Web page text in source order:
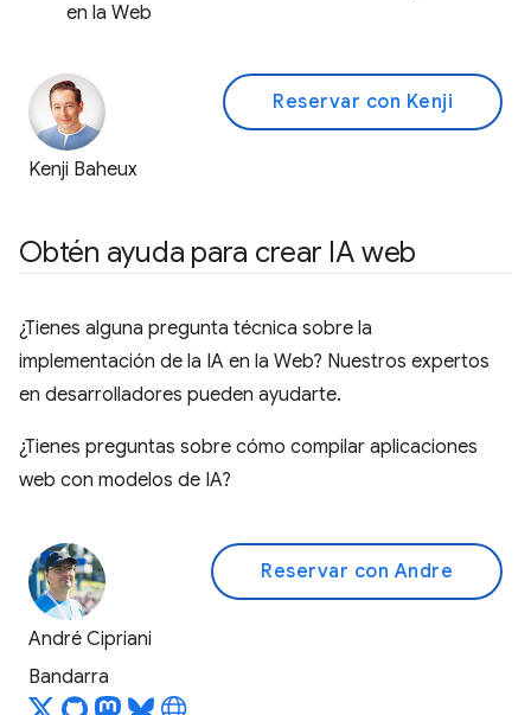
en la Web
Kenji Baheux
Reservar con Kenji
Obtén ayuda para crear IA web
¿Tienes alguna pregunta técnica sobre la
implementación de la IA en la Web? Nuestros expertos
en desarrolladores pueden ayudarte.
¿Tienes preguntas sobre cómo compilar aplicaciones
web con modelos de IA?
André Cipriani
Bandarra
Reservar con Andre